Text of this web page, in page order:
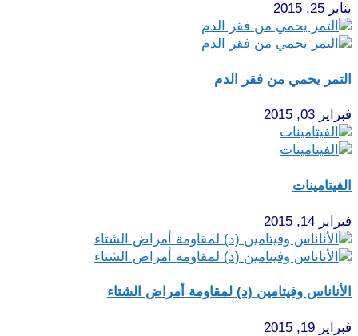
يناير 25, 2015
التمر يحمي من فقر الدم
فبراير 03, 2015
الفيتامينات
فبراير 14, 2015
الأناناس وفيتامين (د) لمقاومة أمراض الشتاء
فبراير 19, 2015